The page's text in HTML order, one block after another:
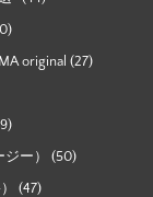
original (27)
ー） (50)
(47)